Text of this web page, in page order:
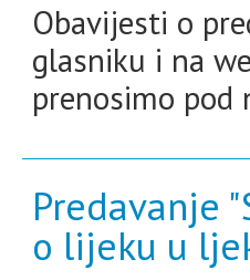
Obavijesti o
glasniku i na
prenosimo pod
Predavanje
o lijeku u